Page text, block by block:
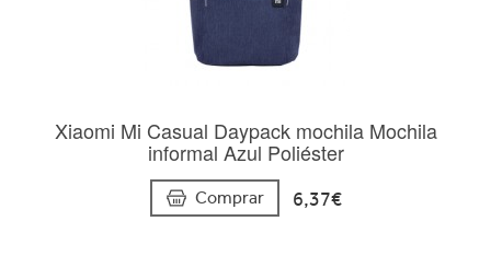
Xiaomi Mi Casual Daypack mochila Mochila
informal Azul Poliéster
Comprar 6,37€